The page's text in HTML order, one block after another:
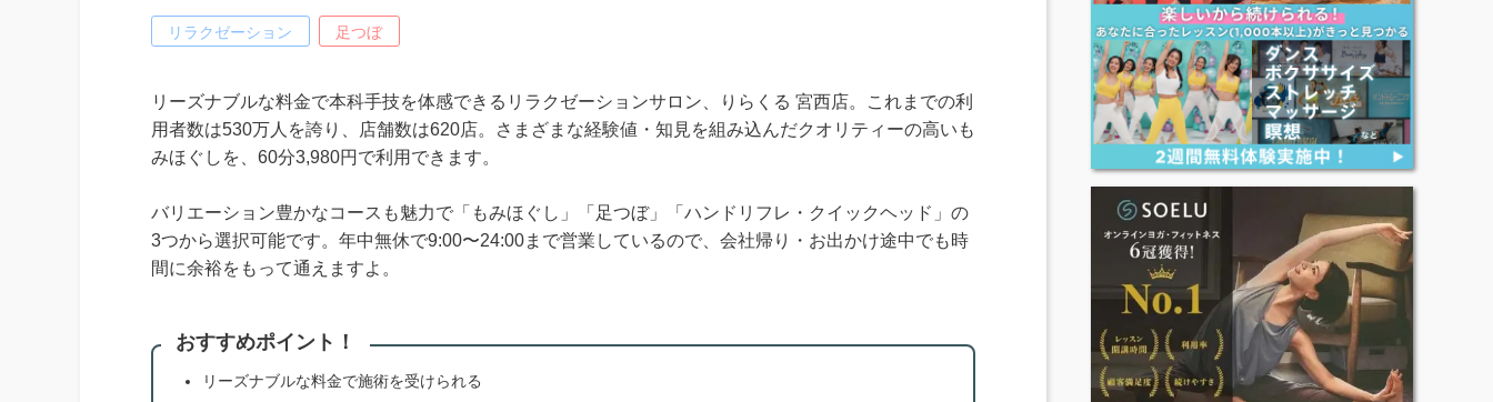
リラクゼーション 足つぼ
リーズナブルな料金で本科手技を体感できるリラクゼーションサロン、りらくる 宮西店。これまでの利
用者数は530万人を誇り、店舗数は620店。さまざまな経験値・知見を組み込んだクオリティーの高いも
みほぐしを、60分3,980円で利用できます。
バリエーション豊かなコースも魅力で「もみほぐし」「足つぼ」「ハンドリフレ・クイックヘッド」の
3つから選択可能です。年中無休で9:00〜24:00まで営業しているので、会社帰り・お出かけ途中でも時
間に余裕をもって通えますよ。
おすすめポイント！
リーズナブルな料金で施術を受けられる